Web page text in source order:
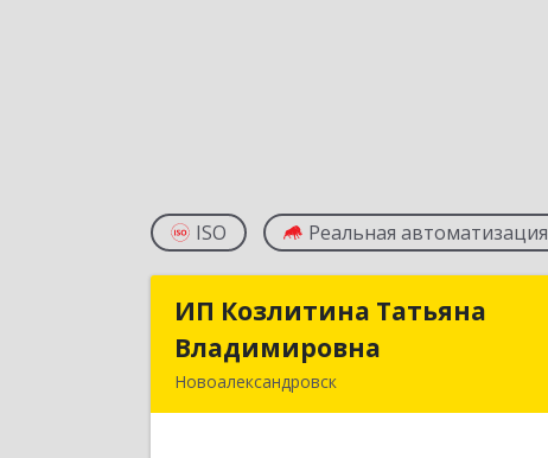
ISO Реальная автоматизация
ИП Козлитина Татьяна
Владимировна
Новоалександровск
ИП Козлитина Татьяна
Владимировна